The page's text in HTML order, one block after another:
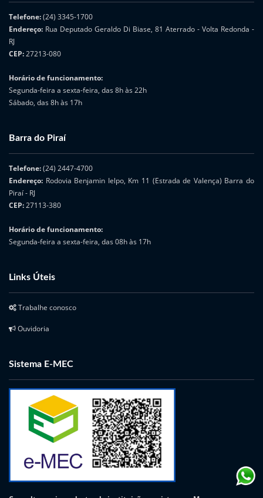
Telefone:(24) 3345-1700
Endereço: Rua Deputado Geraldo Di Biase, 81 Aterrado - Volta Redonda -
RJ
CEP:27213-080
Horário de funcionamento:
Segunda-feira a sexta-feira, das 8h às 22h
Sábado, das 8h às 17h
Barra do Piraí
Telefone:(24) 2447-4700
Endereço: Rodovia Benjamin Ielpo, Km 11 (Estrada de Valença) Barra do
Piraí - RJ
CEP:27113-380
Horário de funcionamento:
Segunda-feira a sexta-feira, das 08h às 17h
Links Úteis
Trabalhe conosco
Ouvidoria
Sistema E-MEC